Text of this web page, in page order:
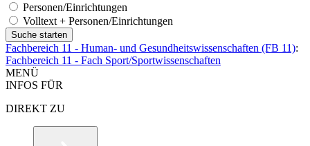
Personen/Einrichtungen
Volltext + Personen/Einrichtungen
Fachbereich 11 - Human- und Gesundheitswissenschaften (FB 11):
Fachbereich 11 - Fach Sport/Sportwissenschaften
MENÜ
INFOS FÜR
DIREKT ZU